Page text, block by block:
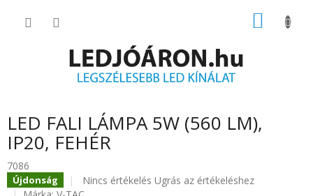
KOSÁR
LED FALI LÁMPA 5W (560 LM),
IP20, FEHÉR
7086
Újdonság
A
termék
Nincs értékelés Ugrás az értékeléshez